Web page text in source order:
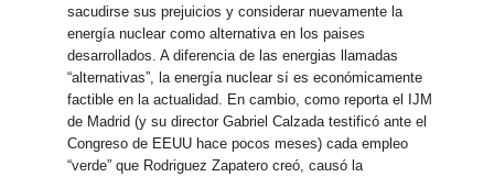
sacudirse sus prejuicios y considerar nuevamente la
energía nuclear como alternativa en los paises
desarrollados. A diferencia de las energias llamadas
“alternativas”, la energía nuclear sí es económicamente
factible en la actualidad. En cambio, como reporta el IJM
de Madrid (y su director Gabriel Calzada testificó ante el
Congreso de EEUU hace pocos meses) cada empleo
“verde” que Rodriguez Zapatero creó, causó la